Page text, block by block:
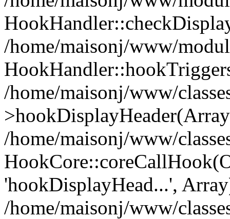
/home/maisonj/www/
/home/maisonj/www/
/home/maisonj/www/
'hookDisplayHead...',
/home/maisonj/www/